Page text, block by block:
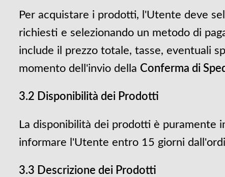
Per acquistare i prodotti, l'Utente deve
richiesti e selezionando un metodo di
include il prezzo totale, tasse, eventuali
momento dell'invio della Conferma di
3.2 Disponibilità dei Prodotti
La disponibilità dei prodotti è puramente
informare l'Utente entro 15 giorni
3.3 Descrizione dei Prodotti